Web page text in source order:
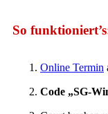
So
Online Termin
Code „SG-